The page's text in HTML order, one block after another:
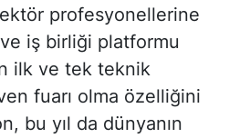
profesyonellerine
iş birliği platformu
ilk ve tek teknik
fuarı olma özelliğini
bu yıl da dünyanın